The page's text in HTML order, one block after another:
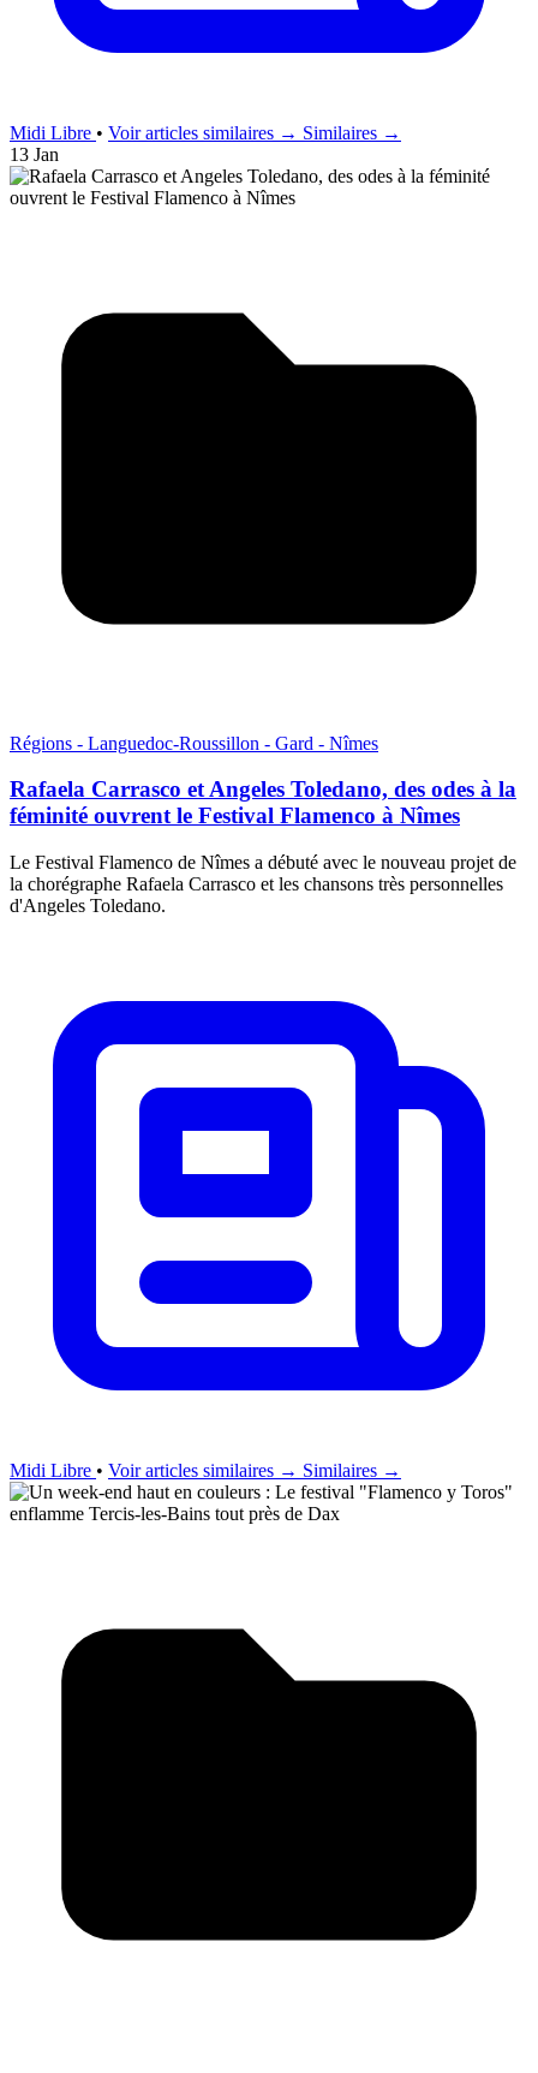
Midi Libre • Voir articles similaires → Similaires →
13 Jan
Régions - Languedoc-Roussillon - Gard - Nîmes
Rafaela Carrasco et Angeles Toledano, des odes à la
féminité ouvrent le Festival Flamenco à Nîmes
Le Festival Flamenco de Nîmes a débuté avec le nouveau projet de
la chorégraphe Rafaela Carrasco et les chansons très personnelles
d'Angeles Toledano.
Midi Libre • Voir articles similaires → Similaires →